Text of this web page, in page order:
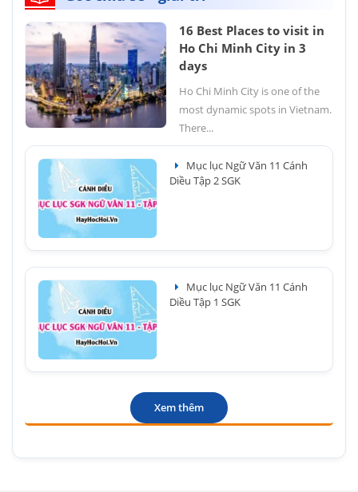
16 Best Places to visit in
Ho Chi Minh City in 3
days
Ho Chi Minh City is one of the
most dynamic spots in Vietnam.
There...
Mục lục Ngữ Văn 11 Cánh
Diều Tập 2 SGK
Mục lục Ngữ Văn 11 Cánh
Diều Tập 1 SGK
Xem thêm